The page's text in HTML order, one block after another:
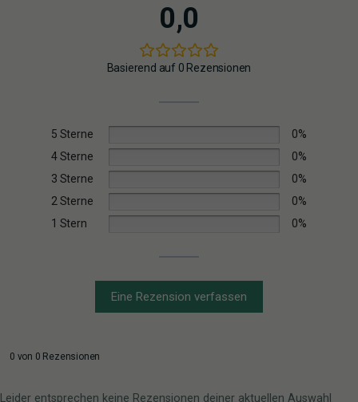
0,0
Basierend auf 0 Rezensionen
5 Sterne
0%
4 Sterne
0%
3 Sterne
0%
2 Sterne
0%
1 Stern
0%
Eine Rezension verfassen
0 von 0 Rezensionen
Leider entsprechen keine Rezensionen deiner aktuellen Auswahl